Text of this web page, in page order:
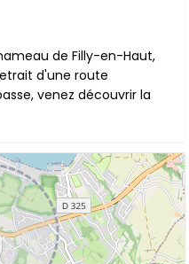
de Filly-en-Haut,
d'une route
venez découvrir la